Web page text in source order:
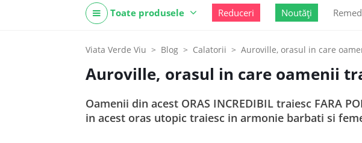
Toate produsele Reduceri Noutăți
Viata Verde Viu Blog Calatorii Auroville, orasul in care
Auroville, orasul in care oamenii
Oamenii din acest ORAS INCREDIBIL traiesc FARA
in acest oras utopic traiesc in armonie barbati si